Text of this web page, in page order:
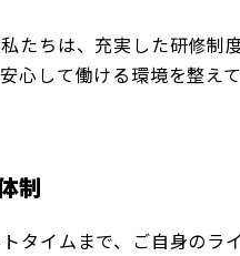
たちは、充実した研修制
心して働ける環境を整えて
制
タイムまで、ご自身のラ